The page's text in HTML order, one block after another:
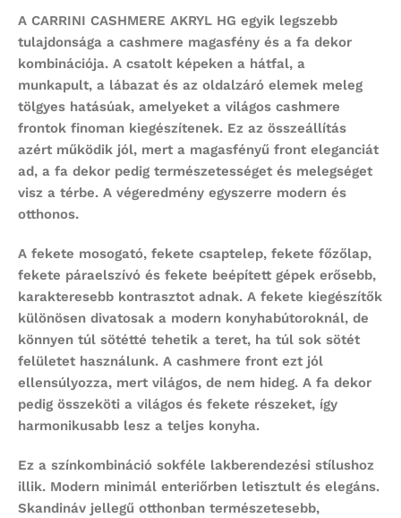
A CARRINI CASHMERE AKRYL HG egyik legszebb
tulajdonsága a cashmere magasfény és a fa dekor
kombinációja. A csatolt képeken a hátfal, a
munkapult, a lábazat és az oldalzáró elemek meleg
tölgyes hatásúak, amelyeket a világos cashmere
frontok finoman kiegészítenek. Ez az összeállítás
azért működik jól, mert a magasfényű front eleganciát
ad, a fa dekor pedig természetességet és melegséget
visz a térbe. A végeredmény egyszerre modern és
otthonos.
A fekete mosogató, fekete csaptelep, fekete főzőlap,
fekete páraelszívó és fekete beépített gépek erősebb,
karakteresebb kontrasztot adnak. A fekete kiegészítők
különösen divatosak a modern konyhabútoroknál, de
könnyen túl sötétté tehetik a teret, ha túl sok sötét
felületet használunk. A cashmere front ezt jól
ellensúlyozza, mert világos, de nem hideg. A fa dekor
pedig összeköti a világos és fekete részeket, így
harmonikusabb lesz a teljes konyha.
Ez a színkombináció sokféle lakberendezési stílushoz
illik. Modern minimál enteriőrben letisztult és elegáns.
Skandináv jellegű otthonban természetesebb,